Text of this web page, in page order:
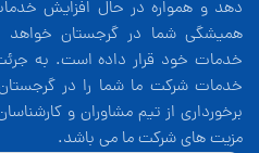
دهد و همواره در حال افزایش
همیشگی شما در گرجستان خواهد
خدمات خود قرار داده است. به
خدمات شرکت ما شما را در
برخورداری از تیم مشاوران و
مزیت های شرکت ما می باشد.